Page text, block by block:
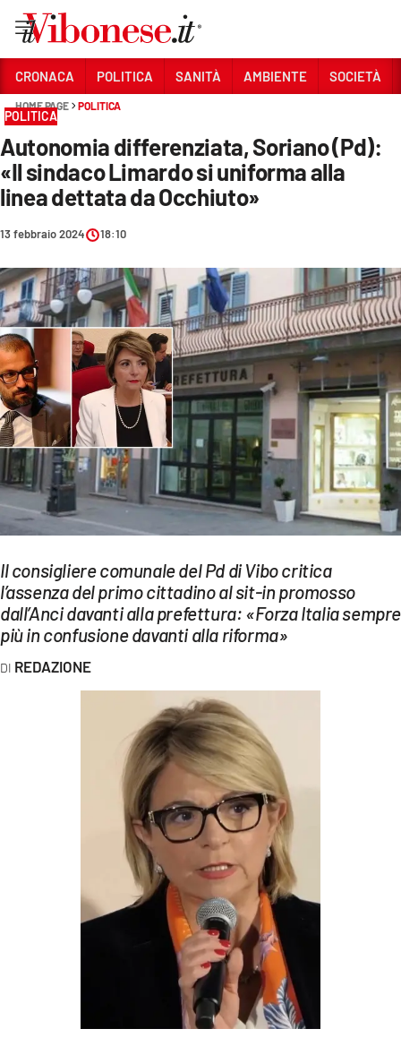
Sezioni
CRONACA
POLITICA
SOCIETÀ
CULTURA
ECONOMIA E LAVORO
EVENTI
SPORT
Streaming
LAC TV
LAC NETWORK
LAC ONAIR
LaC
Network
COSENZACHANNEL.IT
CRONACA POLITICA SANITÀ AMBIENTE SOCIETÀ
HOME PAGE POLITICA
POLITICA
Autonomia differenziata, Soriano (Pd):
«Il sindaco Limardo si uniforma alla
linea dettata da Occhiuto»
13 febbraio 2024 18:10
Il consigliere comunale del Pd di Vibo critica
l’assenza del primo cittadino al sit-in promosso
dall’Anci davanti alla prefettura: «Forza Italia sempre
più in confusione davanti alla riforma»
REDAZIONE